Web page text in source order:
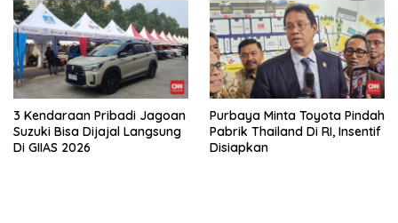
3 Kendaraan Pribadi Jagoan
Suzuki Bisa Dijajal Langsung
Di GIIAS 2026
Purbaya Minta Toyota Pindah
Pabrik Thailand Di RI, Insentif
Disiapkan